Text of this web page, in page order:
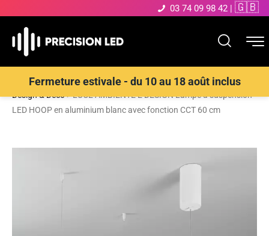
03 74 09 98 42 | 🇬🇧
Fermeture estivale - du 10 au 18 août inclus
Accueil>Boutique>ECLAIRAGE INTERIEUR LED>Suspensions
Design & Déco>LUCE AMBIENTE E DESIGN Lampe à suspension
LED HOOP en aluminium blanc avec fonction CCT 60 cm